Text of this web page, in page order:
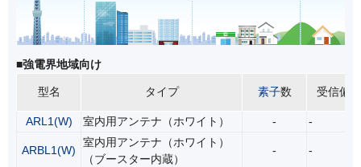
■強電界地域向け
型名 タイプ 素子数 受信偏波
ARL1(W) 室内用アンテナ（ホワイト） - -
ARBL1(W)
室内用アンテナ（ホワイト）
（ブースター内蔵）
- -